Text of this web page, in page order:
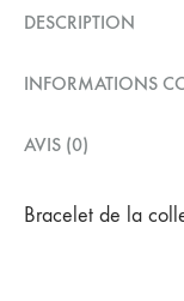
DESCRIPTION
INFORMATIONS
AVIS (0)
Bracelet de la